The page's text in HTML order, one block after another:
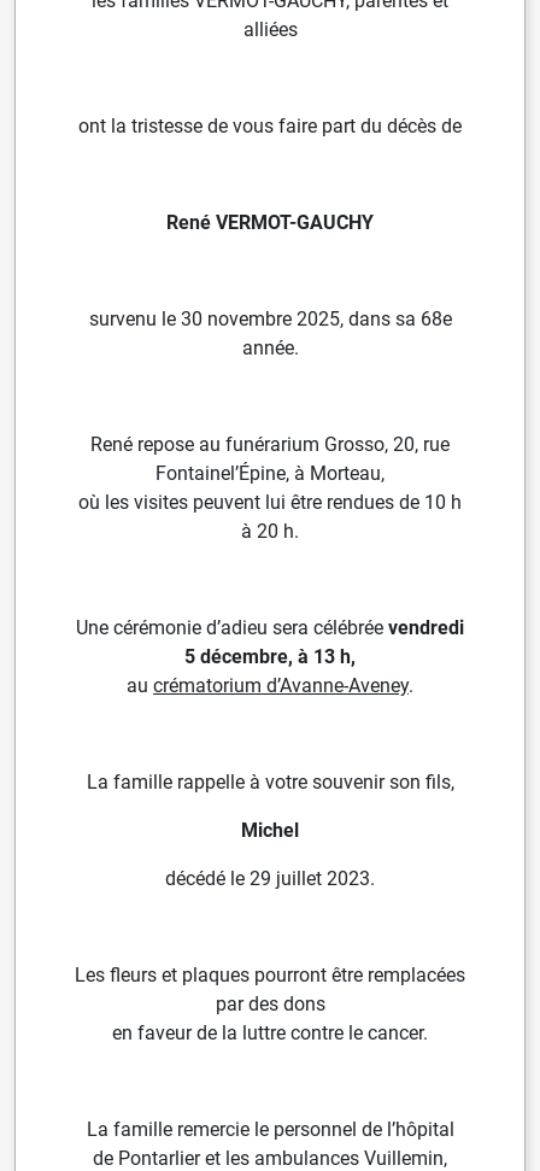
alliées
ont la tristesse de vous faire part du décès de
René VERMOT-GAUCHY
survenu le 30 novembre 2025, dans sa 68e
année.
René repose au funérarium Grosso, 20, rue
Fontainel’Épine, à Morteau,
où les visites peuvent lui être rendues de 10 h
à 20 h.
Une cérémonie d’adieu sera célébrée vendredi
5 décembre, à 13 h,
au crématorium d’Avanne-Aveney.
La famille rappelle à votre souvenir son fils,
Michel
décédé le 29 juillet 2023.
Les fleurs et plaques pourront être remplacées
pardes dons
en faveur de la luttre contre le cancer.
La famille remercie le personnel de l’hôpital
de Pontarlier et les ambulances Vuillemin,